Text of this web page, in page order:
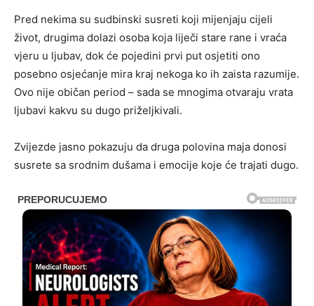
Pred nekima su sudbinski susreti koji mijenjaju cijeli
život, drugima dolazi osoba koja liječi stare rane i vraća
vjeru u ljubav, dok će pojedini prvi put osjetiti ono
posebno osjećanje mira kraj nekoga ko ih zaista razumije.
Ovo nije običan period – sada se mnogima otvaraju vrata
ljubavi kakvu su dugo priželjkivali.
Zvijezde jasno pokazuju da druga polovina maja donosi
susrete sa srodnim dušama i emocije koje će trajati dugo.